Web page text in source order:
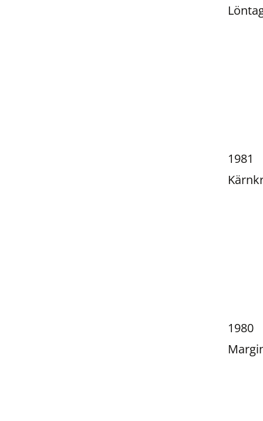
1981
1980